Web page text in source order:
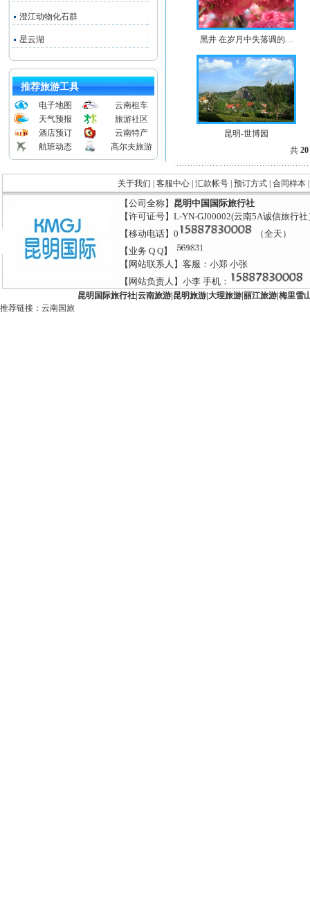
澄江动物化石群
星云湖
推荐旅游工具
电子地图
云南租车
天气预报
旅游社区
酒店预订
云南特产
航班动态
高尔夫旅游
黑井 在岁月中失落调的…
昆明-世博园
共 20
关于我们 客服中心| 汇款帐号| 预订方式| 合同样本
【公司全称】 昆明中国国际旅行社
【许可证号】L-YN-GJ00002(云南5A诚信旅行社
【移动电话】0
（全天）
【业务 Q Q】
【网站联系人】客服：小郑 小张
【网站负责人】小李 手机：
昆明国际旅行社| 云南旅游| 昆明旅游| 大理旅游| 丽江旅游| 梅里雪
推荐链接： 云南国旅